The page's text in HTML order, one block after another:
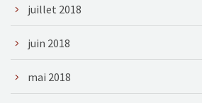
juillet 2018
juin 2018
mai 2018